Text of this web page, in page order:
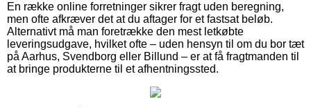
En række online forretninger sikrer fragt uden beregning,
men ofte afkræver det at du aftager for et fastsat beløb.
Alternativt må man foretrække den mest letkøbte
leveringsudgave, hvilket ofte – uden hensyn til om du bor tæt
på Aarhus, Svendborg eller Billund – er at få fragtmanden til
at bringe produkterne til et afhentningssted.